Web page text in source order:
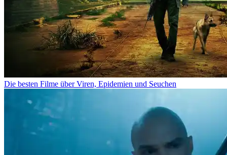
Die besten Filme über Viren, Epidemien und Seuchen